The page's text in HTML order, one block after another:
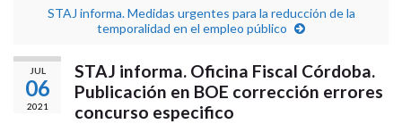
STAJ informa. Medidas urgentes para la reducción de la
temporalidad en el empleo público
JUL
06
2021
STAJ informa. Oficina Fiscal Córdoba.
Publicación en BOE corrección errores
concurso especifico